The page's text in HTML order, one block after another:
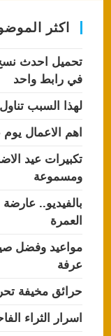
اكثر
في رابط واحد
لهذا السبب
اهم الاعمال
تكبيرات عيد
ومسموعة
بالفيديو..
العمرة
مواعيد وفضل
عرفة
حرائق مخيفة
اسرار الثراء